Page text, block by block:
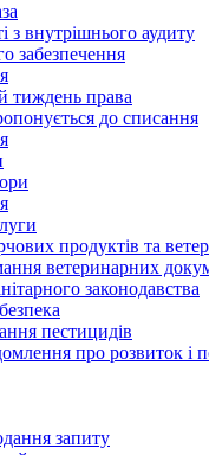
з внутрішнього аудиту
забезпечення
тиждень права
до списання
продуктів та
ветеринарних
законодавства
пестицидів
про розвиток і
запиту